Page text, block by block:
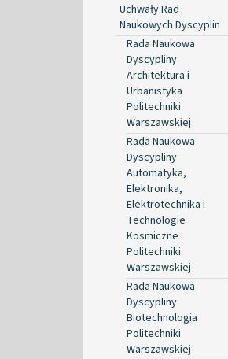
Uchwały Rad
Naukowych Dyscyplin
Rada Naukowa
Dyscypliny
Architektura i
Urbanistyka
Politechniki
Warszawskiej
Rada Naukowa
Dyscypliny
Automatyka,
Elektronika,
Elektrotechnika i
Technologie
Kosmiczne
Politechniki
Warszawskiej
Rada Naukowa
Dyscypliny
Biotechnologia
Politechniki
Warszawskiej